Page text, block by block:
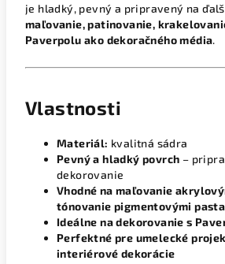
je hladký, pevný a pripravený na
maľovanie, patinovanie,
Paverpolu ako dekoračného média.
Vlastnosti
Materiál: kvalitná sádra
Pevný a hladký povrch –
dekorovanie
Vhodné na maľovanie
tónovanie pigmentovými
Ideálne na dekorovanie s
Perfektné pre umelecké
interiérové dekorácie